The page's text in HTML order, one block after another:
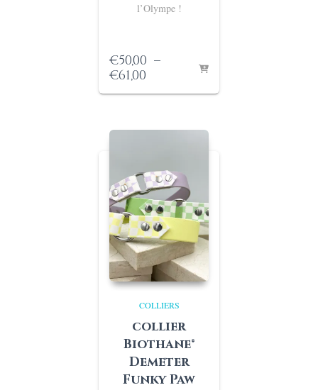
l’Olympe !
€50,00 –
€61,00Plage
de
à
COLLIERS
collier
Biothane®
Demeter
Funky Paw